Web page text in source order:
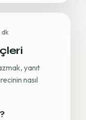
dk
yanıt
nasıl